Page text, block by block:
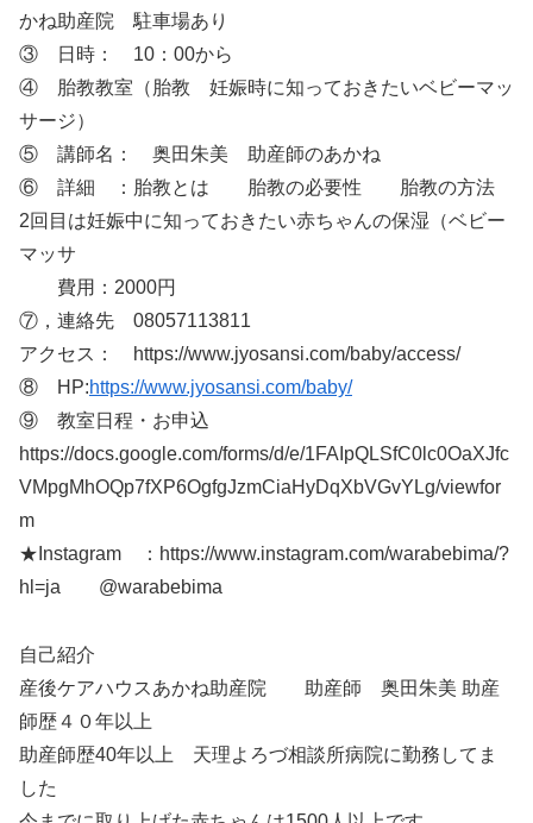
かね助産院 駐車場あり
③ 日時： 10：00から
④ 胎教教室（胎教 妊娠時に知っておきたいベビーマッ
サージ）
⑤ 講師名： 奥田朱美 助産師のあかね
⑥ 詳細 ：胎教とは 胎教の必要性 胎教の方法
2回目は妊娠中に知っておきたい赤ちゃんの保湿（ベビー
マッサ
費用：2000円
⑦，連絡先 08057113811
アクセス： https://www.jyosansi.com/baby/access/
⑧ HP:https://www.jyosansi.com/baby/
⑨ 教室日程・お申込
https://docs.google.com/forms/d/e/1FAIpQLSfC0lc0OaXJfc
VMpgMhOQp7fXP6OgfgJzmCiaHyDqXbVGvYLg/viewfor
m
★Instagram ：https://www.instagram.com/warabebima/?
hl=ja @warabebima
自己紹介
産後ケアハウスあかね助産院 助産師 奥田朱美 助産
師歴４０年以上
助産師歴40年以上 天理よろづ相談所病院に勤務してま
した